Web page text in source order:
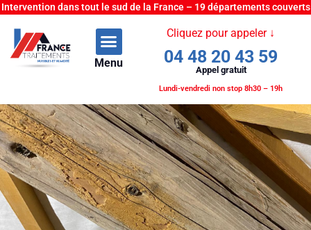
Intervention dans tout le sud de la France – 19 départements couverts
Menu
Cliquez pour appeler ↓
04 48 20 43 59
Appel gratuit
Lundi-vendredi non stop 8h30 – 19h